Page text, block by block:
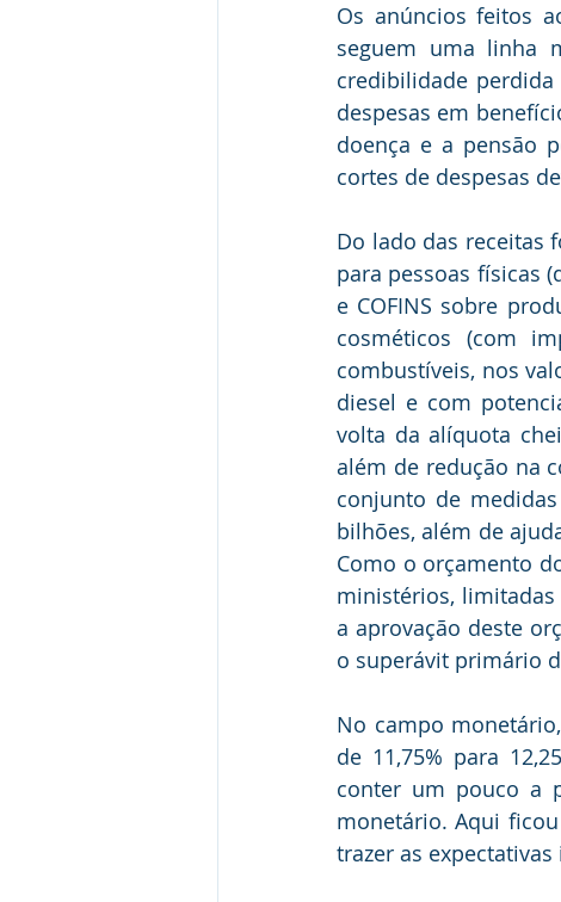
Os anúncios feitos
seguem uma linha
credibilidade
despesas em
doença e a pensão
cortes de despesas
Do lado das receitas
para pessoas físicas
e COFINS sobre
cosméticos (com
combustíveis, nos
diesel e com
volta da alíquota
além de redução na
conjunto de
bilhões, além de
Como o orçamento
ministérios,
a aprovação deste
o superávit primário
No campo
de 11,75% para
conter um pouco a
monetário. Aqui
trazer as